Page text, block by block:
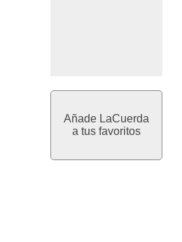
Añade LaCuerda
a tus favoritos